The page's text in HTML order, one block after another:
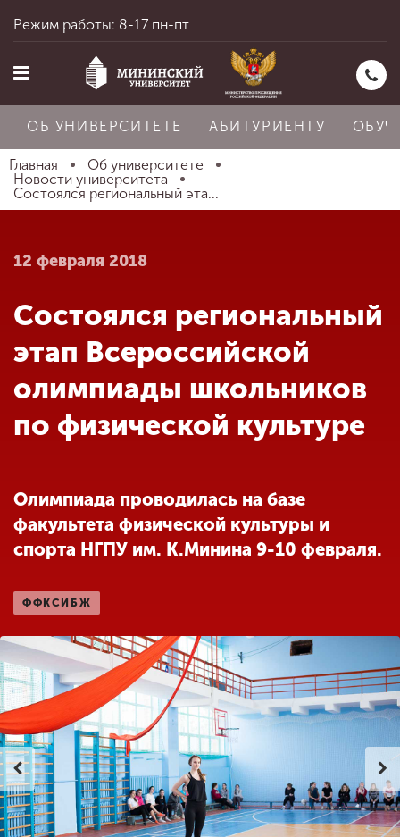
Главная
Абитуриенту
Обучение
Международная
деятельность
Другие виды
Студенческая жизнь
Сведения об
образовательной
организации
Режим работы: 8-17 пн-пт
ОБ УНИВЕРСИТЕТЕ АБИТУРИЕНТУ
Главная
Об университете
Новости университета
Cостоялся региональный эта...
12 февраля 2018
Cостоялся региональный
этап Всероссийской
олимпиады школьников
по физической культуре
Олимпиада проводилась на базе
факультета физической культуры и
спорта НГПУ им. К.Минина 9-10 февраля.
ФФКСИБЖ